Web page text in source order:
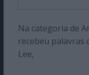
Na categoria de
recebeu palavras
Lee,